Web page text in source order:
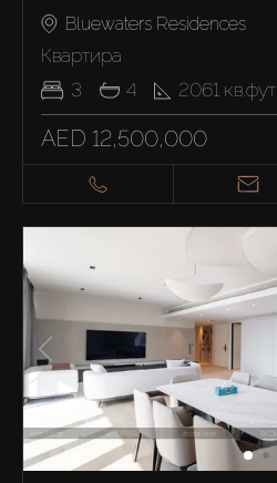
Bluewaters Residences
Квартира
3
4 2061 кв.фут
AED 12,500,000